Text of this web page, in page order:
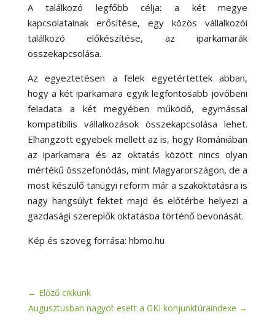
A találkozó legfőbb célja: a két megye
kapcsolatainak erősítése, egy közös vállalkozói
találkozó előkészítése, az iparkamarák
összekapcsolása.
Az egyeztetésen a felek egyetértettek abban,
hogy a két iparkamara egyik legfontosabb jövőbeni
feladata a két megyében működő, egymással
kompatibilis vállalkozások összekapcsolása lehet.
Elhangzott egyebek mellett az is, hogy Romániában
az iparkamara és az oktatás között nincs olyan
mértékű összefonódás, mint Magyarországon, de a
most készülő tanügyi reform már a szakoktatásra is
nagy hangsúlyt fektet majd és előtérbe helyezi a
gazdasági szereplők oktatásba történő bevonását.
Kép és szöveg forrása: hbmo.hu
← Előző cikkünk
Augusztusban nagyot esett a GKI konjunktúraindexe →